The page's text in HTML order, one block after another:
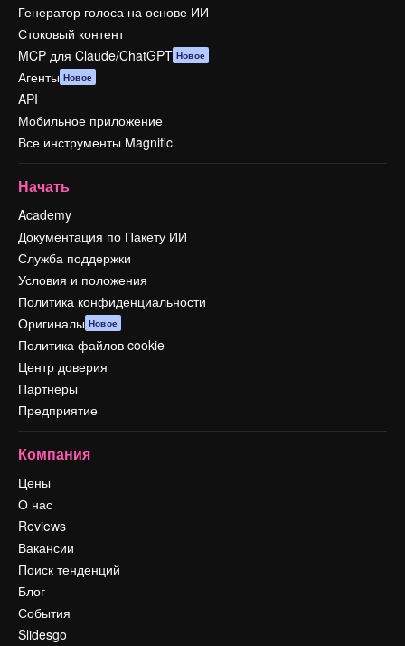
Генератор голоса на основе ИИ
Стоковый контент
MCP для Claude/ChatGPT Новое
Агенты Новое
API
Мобильное приложение
Все инструменты Magnific
Начать
Academy
Документация по Пакету ИИ
Служба поддержки
Условия и положения
Политика конфиденциальности
Оригиналы Новое
Политика файлов cookie
Центр доверия
Партнеры
Предприятие
Компания
Цены
О нас
Reviews
Вакансии
Поиск тенденций
Блог
События
Slidesgo